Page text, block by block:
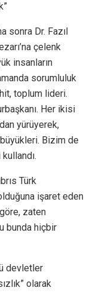
sonra Dr. Fazıl
çelenk
insanların
sorumluluk
toplum lideri.
Her ikisi
yürüyerek,
Bizim de
Türk
işaret eden
zaten
bunda hiçbir
devletler
olarak